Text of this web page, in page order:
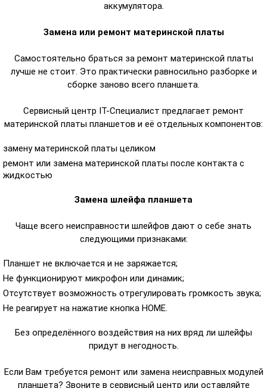
аккумулятора.
Замена или ремонт материнской платы
Самостоятельно браться за ремонт материнской платы
лучше не стоит. Это практически равносильно разборке и
сборке заново всего планшета.
Сервисный центр IT-Специалист предлагает ремонт
материнской платы планшетов и её отдельных компонентов:
замену материнской платы целиком
ремонт или замена материнской платы после контакта с
жидкостью
Замена шлейфа планшета
Чаще всего неисправности шлейфов дают о себе знать
следующими признаками:
Планшет не включается и не заряжается;
Не функционируют микрофон или динамик;
Отсутствует возможность отрегулировать громкость звука;
Не реагирует на нажатие кнопка HOME.
Без определённого воздействия на них вряд ли шлейфы
придут в негодность.
Если Вам требуется ремонт или замена неисправных модулей
планшета? Звоните в сервисный центр или оставляйте